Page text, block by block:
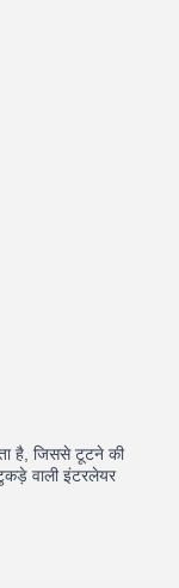
है, जिससे टूटने की
वाली इंटरलेयर